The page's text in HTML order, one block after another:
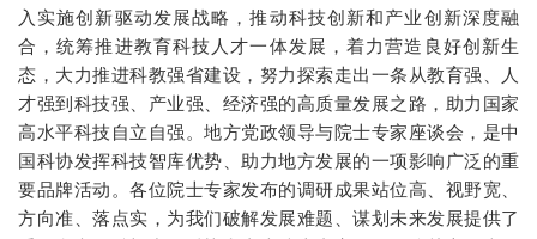
入实施创新驱动发展战略，推动科技创新和产业创新深度融
合，统筹推进教育科技人才一体发展，着力营造良好创新生
态，大力推进科教强省建设，努力探索走出一条从教育强、人
才强到科技强、产业强、经济强的高质量发展之路，助力国家
高水平科技自立自强。地方党政领导与院士专家座谈会，是中
国科协发挥科技智库优势、助力地方发展的一项影响广泛的重
要品牌活动。各位院士专家发布的调研成果站位高、视野宽、
方向准、落点实，为我们破解发展难题、谋划未来发展提供了